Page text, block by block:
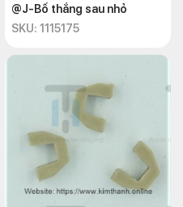
@J-Bố thắng sau nhỏ
SKU: 1115175